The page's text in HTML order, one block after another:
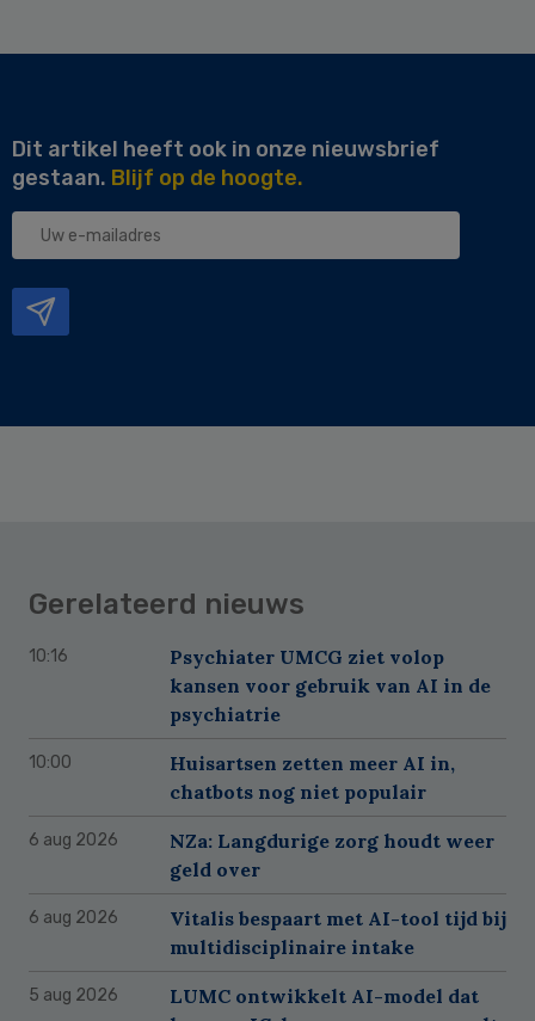
Dit artikel heeft ook in onze nieuwsbrief
gestaan. Blijf op de hoogte.
Uw
Gerelateerd nieuws
10:16
Psychiater UMCG ziet volop
kansen voor gebruik van AI in de
psychiatrie
10:00
Huisartsen zetten meer AI in,
chatbots nog niet populair
6 aug 2026
NZa: Langdurige zorg houdt weer
geld over
6 aug 2026
Vitalis bespaart met AI-tool tijd bij
multidisciplinaire intake
5 aug 2026
LUMC ontwikkelt AI-model dat